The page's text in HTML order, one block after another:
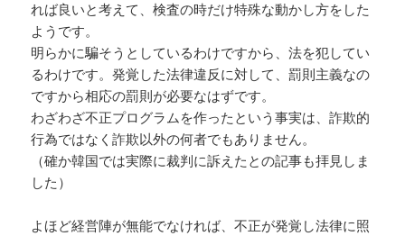
れば良いと考えて、検査の時だけ特殊な動かし方をした
ようです。
明らかに騙そうとしているわけですから、法を犯してい
るわけです。発覚した法律違反に対して、罰則主義なの
ですから相応の罰則が必要なはずです。
わざわざ不正プログラムを作ったという事実は、詐欺的
行為ではなく詐欺以外の何者でもありません。
（確か韓国では実際に裁判に訴えたとの記事も拝見しま
した）
よほど経営陣が無能でなければ、不正が発覚し法律に照